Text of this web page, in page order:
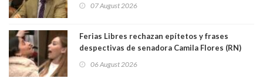
justicia constitucional porque no es diputado
07 August 2026
Ferias Libres rechazan epítetos y frases
despectivas de senadora Camila Flores (RN)
06 August 2026